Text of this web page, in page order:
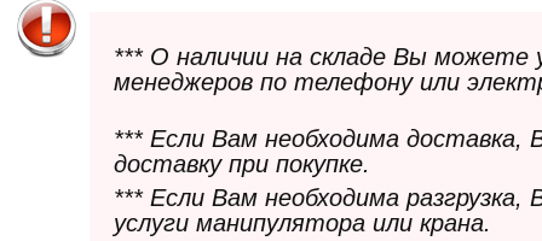
*** О наличии на складе Вы можете
менеджеров по телефону или
*** Если Вам необходима
доставку при покупке.
*** Если Вам необходима
услуги манипулятора или крана.